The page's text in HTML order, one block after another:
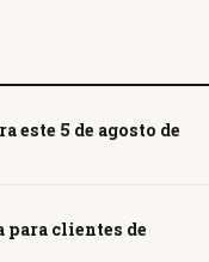
este 5 de agosto de
para clientes de